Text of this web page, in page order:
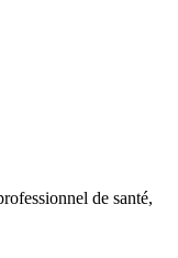
de santé,